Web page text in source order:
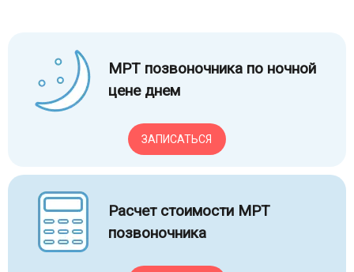
МРТ позвоночника по ночной
цене днем
ЗАПИСАТЬСЯ
Расчет стоимости МРТ
позвоночника